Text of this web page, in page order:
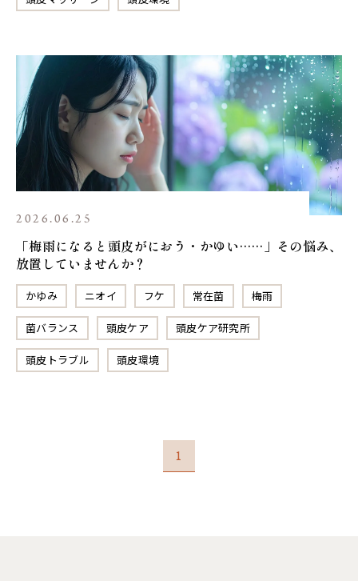
2026.06.25
「梅雨になると頭皮がにおう・かゆい……」その悩み、
放置していませんか？
かゆみ ニオイ フケ 常在菌 梅雨
菌バランス 頭皮ケア 頭皮ケア研究所
頭皮トラブル 頭皮環境
1